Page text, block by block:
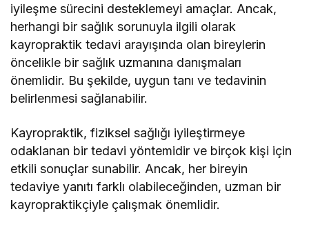
iyileşme sürecini desteklemeyi amaçlar. Ancak,
herhangi bir sağlık sorunuyla ilgili olarak
kayropraktik tedavi arayışında olan bireylerin
öncelikle bir sağlık uzmanına danışmaları
önemlidir. Bu şekilde, uygun tanı ve tedavinin
belirlenmesi sağlanabilir.
Kayropraktik, fiziksel sağlığı iyileştirmeye
odaklanan bir tedavi yöntemidir ve birçok kişi için
etkili sonuçlar sunabilir. Ancak, her bireyin
tedaviye yanıtı farklı olabileceğinden, uzman bir
kayropraktikçiyle çalışmak önemlidir.